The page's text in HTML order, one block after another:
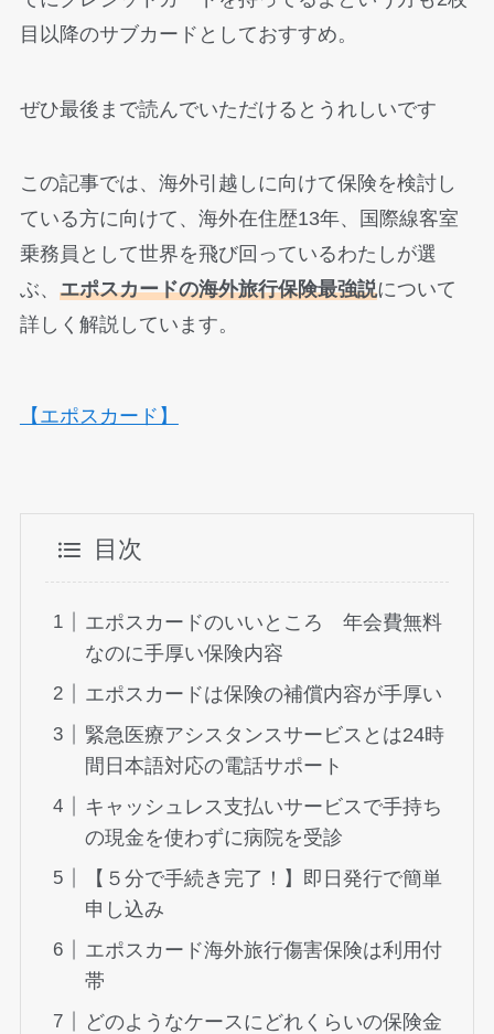
目以降のサブカードとしておすすめ。
ぜひ最後まで読んでいただけるとうれしいです
この記事では、海外引越しに向けて保険を検討し
ている方に向けて、海外在住歴13年、国際線客室
乗務員として世界を飛び回っているわたしが選
ぶ、 エポスカードの海外旅行保険最強説について
詳しく解説しています。
【エポスカード】
目次
エポスカードのいいところ 年会費無料
なのに手厚い保険内容
エポスカードは保険の補償内容が手厚い
緊急医療アシスタンスサービスとは24時
間日本語対応の電話サポート
キャッシュレス支払いサービスで手持ち
の現金を使わずに病院を受診
【５分で手続き完了！】即日発行で簡単
申し込み
エポスカード海外旅行傷害保険は利用付
帯
どのようなケースにどれくらいの保険金